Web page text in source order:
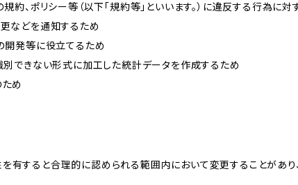
規約、ポリシー等（以下「規約等」といいます。）に違反する行為に
更などを通知するため
開発等に役立てるため
別できない形式に加工した統計データを作成するため
め
を有すると合理的に認められる範囲内において変更することがあ